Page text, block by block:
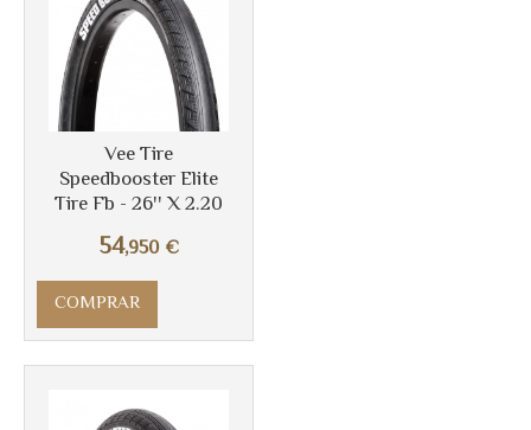
Vee Tire
Speedbooster Elite
Tire Fb - 26'' X 2.20
54,950 €
COMPRAR
Más info